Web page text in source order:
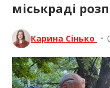
міськраді
Карина Сінько •